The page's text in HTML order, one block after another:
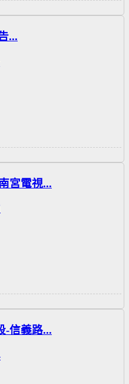
...
宮電視...
-信義路...